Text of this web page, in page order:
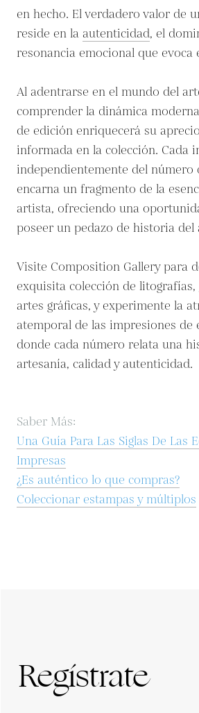
en hecho. El verdadero valor de
reside en la autenticidad, el
resonancia emocional que evoca
Al adentrarse en el mundo del
comprender la dinámica
de edición enriquecerá su
informada en la colección. Cada
independientemente del número
encarna un fragmento de la
artista, ofreciendo una
poseer un pedazo de historia del
Visite Composition Gallery para
exquisita colección de litografías,
artes gráficas, y experimente la
atemporal de las impresiones de
donde cada número relata una
artesanía, calidad y autenticidad.
Saber Más:
Una Guía Para Las Siglas De Las
Impresas
¿Es auténtico lo que compras?
Coleccionar estampas y múltiplos
Regístrate